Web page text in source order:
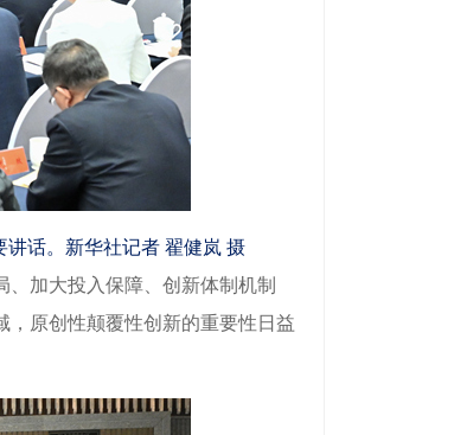
话。新华社记者 翟健岚 摄
加大投入保障、创新体制机制
，原创性颠覆性创新的重要性日益